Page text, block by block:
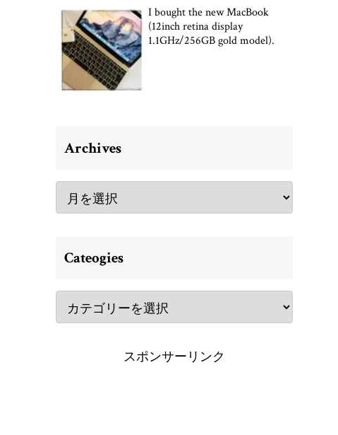
I bought the new MacBook
(12inch retina display
1.1GHz/256GB gold model).
Archives
Cateogies
スポンサーリンク